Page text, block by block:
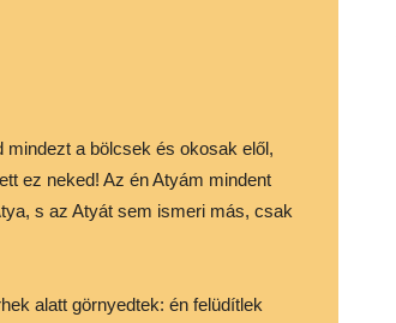
mindezt a bölcsek és okosak elől,
ez neked! Az én Atyám mindent
s az Atyát sem ismeri más, csak
alatt görnyedtek: én felüdítlek